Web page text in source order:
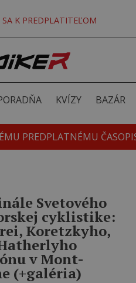
SA K PREDPLATITEĽOM
KVÍZY BAZÁR
PREDPLATNÉMU
Svetového
cyklistike:
Koretzkyho,
v Mont-
(+galéria)